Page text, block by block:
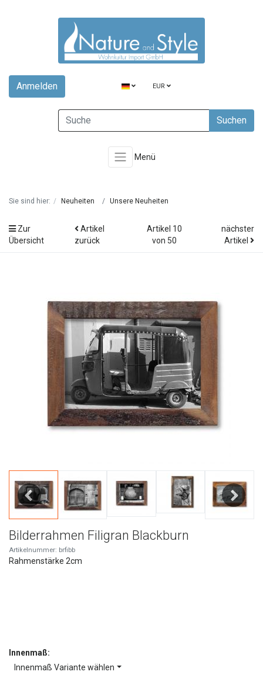
Anmelden EUR
Suchen
Menü
Sie sind hier: Neuheiten Unsere Neuheiten
Zur
Übersicht
Artikel
zurück
Artikel 10
von 50
nächster
Artikel
Bilderrahmen Filigran Blackburn
Artikelnummer: brfibb
Rahmenstärke 2cm
Innenmaß:
Innenmaß Variante wählen